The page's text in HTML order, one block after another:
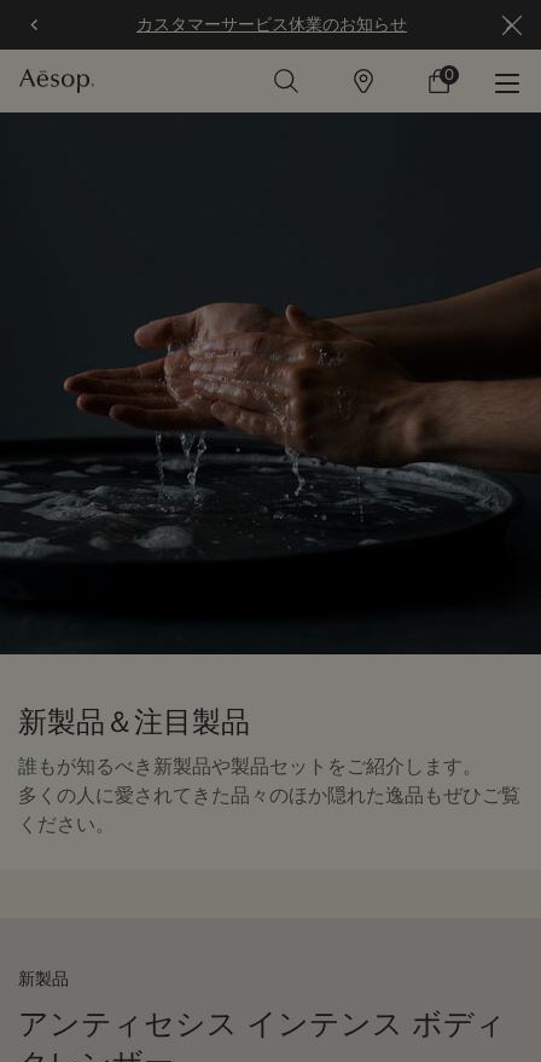
カスタマーサービス休業のお知らせ
店
カ
0
0 カート内の製
新製品＆注目製品
誰もが知るべき新製品や製品セットをご紹介します。
多くの人に愛されてきた品々のほか隠れた逸品もぜひご覧
ください。​
新製品
アンティセシス インテンス ボディ